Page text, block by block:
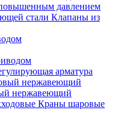
давлением
Клапаны из
арматура
нержавеющий
Краны шаровые